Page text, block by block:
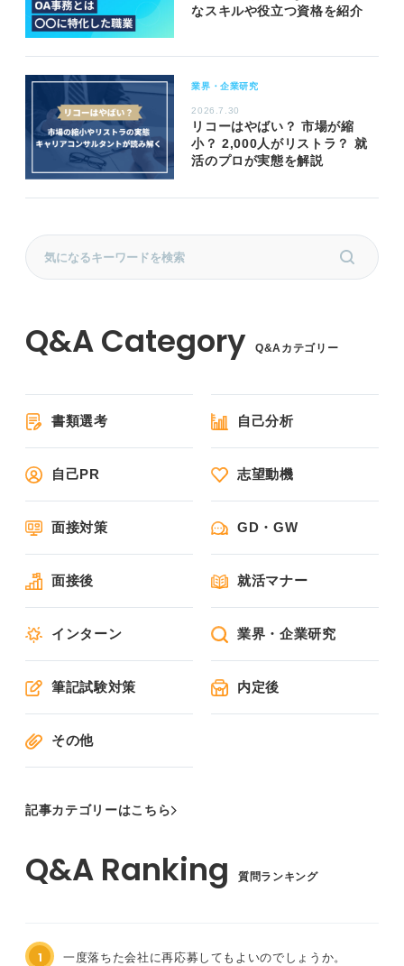
なスキルや役立つ資格を紹介
業界・企業研究
2026.7.30
リコーはやばい？ 市場が縮
小？ 2,000人がリストラ？ 就
活のプロが実態を解説
Q&Aカテゴリー
書類選考 自己分析
自己PR 志望動機
面接対策 GD・GW
面接後 就活マナー
インターン 業界・企業研究
筆記試験対策 内定後
その他
記事カテゴリーはこちら
質問ランキング
1 一度落ちた会社に再応募してもよいのでしょうか。